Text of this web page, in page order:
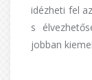
idézheti fel
s
jobban